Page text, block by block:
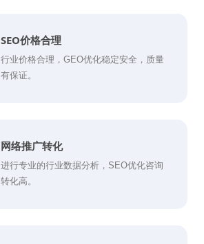
SEO价格合理
行业价格合理，GEO优化稳定安全，质量
有保证。
网络推广转化
进行专业的行业数据分析，SEO优化咨询
转化高。